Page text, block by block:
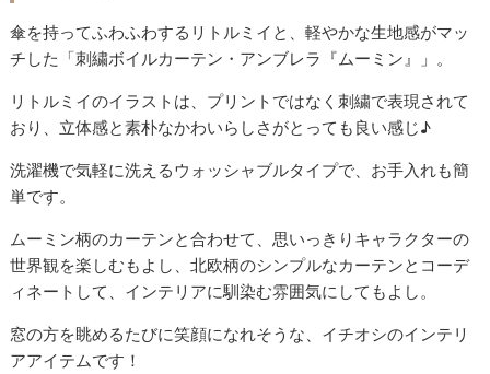
傘を持ってふわふわするリトルミイと、軽やかな生地感がマッ
チした「刺繍ボイルカーテン・アンブレラ『ムーミン』」。
リトルミイのイラストは、プリントではなく刺繍で表現されて
おり、立体感と素朴なかわいらしさがとっても良い感じ♪
洗濯機で気軽に洗えるウォッシャブルタイプで、お手入れも簡
単です。
ムーミン柄のカーテンと合わせて、思いっきりキャラクターの
世界観を楽しむもよし、北欧柄のシンプルなカーテンとコーデ
ィネートして、インテリアに馴染む雰囲気にしてもよし。
窓の方を眺めるたびに笑顔になれそうな、イチオシのインテリ
アアイテムです！